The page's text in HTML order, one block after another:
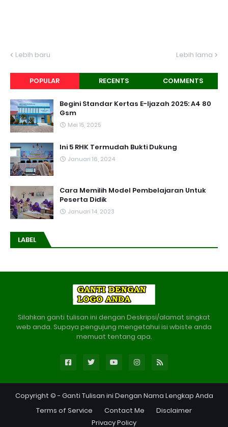
Lebih baru Lebih lama
POPULAR RECENTS COMMENTS
Begini Standar Kertas E-Ijazah 2025: A4 80
Gsm
Mei 15, 2025
Ini 5 RHK Termudah Bukti Dukung
Januari 16, 2024
Cara Memilih Model Pembelajaran Untuk
Peserta Didik
Januari 14, 2023
LABEL
Silahkan ganti tulisan ini dengan Deskripsi/alamat singkat
web anda. Supaya pengujung mengetahui isi wbiste anda
memuat tentang apa.
Copyright © - Ganti Tulisan ini Dengan Nama Lengkap Anda
Terms of Service
Contact Me
Disclaimer
Privacy Policy